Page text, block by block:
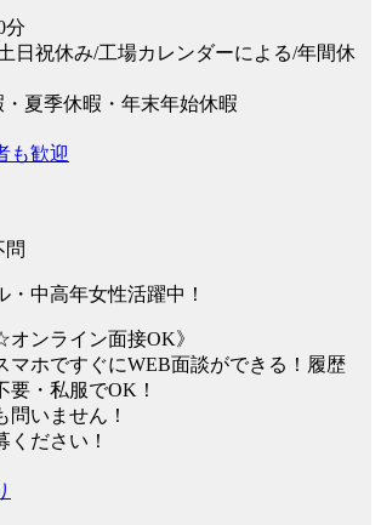
分
日祝休み/工場カレンダーによる/年間休
夏季休暇・年末年始休暇
も歓迎
問
中高年女性活躍中！
オンライン面接OK》
マホですぐにWEB面談ができる！履歴
要・私服でOK！
問いません！
ください！